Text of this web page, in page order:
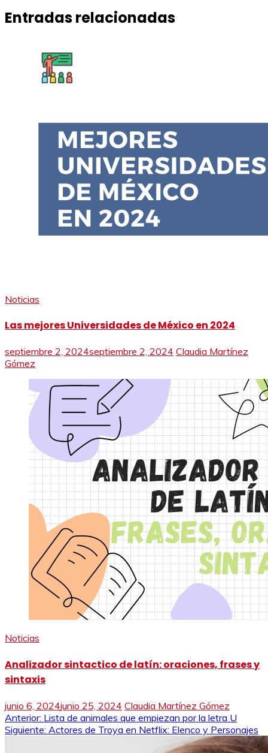
Entradas relacionadas
Noticias
Las mejores Universidades de México en 2024
septiembre 2, 2024septiembre 2, 2024 Claudia Martínez
Gómez
Noticias
Analizador sintactico de latín: oraciones, frases y
sintaxis
junio 6, 2024junio 25, 2024 Claudia Martínez Gómez
Navegación
de
Anterior: Lista de animales que empiezan por la letra U
Siguiente: Actores de Troya en Netflix: Elenco y Personajes